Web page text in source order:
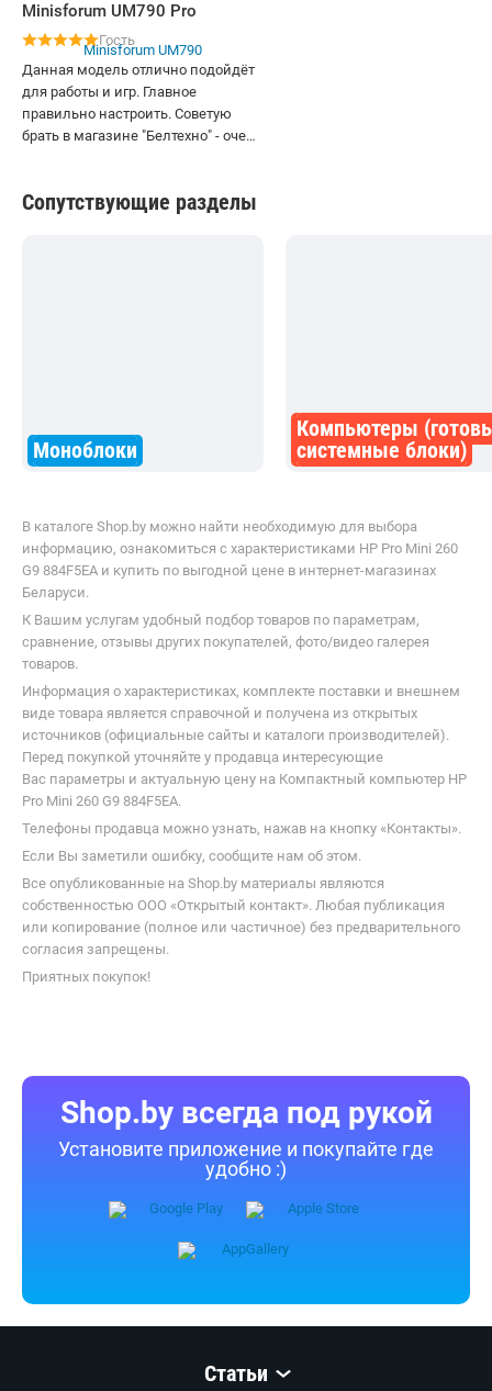
Minisforum UM790 Pro
Гость
Данная модель отлично подойдёт
для работы и игр. Главное
правильно настроить. Советую
брать в магазине "Белтехно" - очень
Сопутствующие разделы
Моноблоки
Компьютеры
системные блоки)
В каталоге Shop.by можно найти необходимую для выбора
информацию, ознакомиться с характеристиками HP Pro Mini 260
G9 884F5EA и купить по выгодной цене в интернет-магазинах
Беларуси.
К Вашим услугам удобный подбор товаров по параметрам,
сравнение, отзывы других покупателей, фото/видео галерея
товаров.
Информация о характеристиках, комплекте поставки и внешнем
виде товара является справочной и получена из открытых
источников (официальные сайты и каталоги производителей).
Перед покупкой уточняйте у продавца интересующие
Вас параметры и актуальную цену на Компактный компьютер HP
Pro Mini 260 G9 884F5EA.
Телефоны продавца можно узнать, нажав на кнопку «Контакты».
Если Вы заметили ошибку, сообщите нам об этом.
Все опубликованные на Shop.by материалы являются
собственностью ООО «Открытый контакт». Любая публикация
или копирование (полное или частичное) без предварительного
согласия запрещены.
Приятных покупок!
Shop.by всегда под рукой
Установите приложение и покупайте где
удобно :)
Статьи